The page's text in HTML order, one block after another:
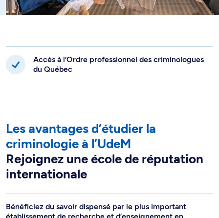
Accès à l’Ordre professionnel des criminologues
du Québec
Les avantages d’étudier la
criminologie à l’UdeM
Rejoignez une école de réputation
internationale
Bénéficiez du savoir dispensé par le plus important
établissement de recherche et d’enseignement en